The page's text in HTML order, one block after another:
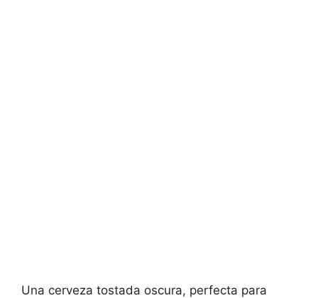
Una cerveza tostada oscura, perfecta para